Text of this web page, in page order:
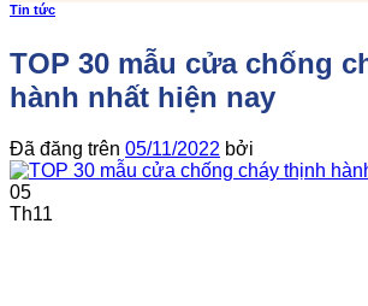
Tin tức
TOP 30 mẫu cửa chống
hành nhất hiện nay
Đã đăng trên 05/11/2022 bởi
05
Th11